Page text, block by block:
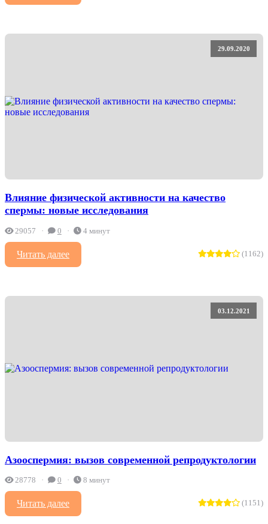
29.09.2020
Влияние физической активности на качество
спермы: новые исследования
29057 0 4 минут
Читать далее (1162)
03.12.2021
Азооспермия: вызов современной репродуктологии
28778 0 8 минут
Читать далее (1151)